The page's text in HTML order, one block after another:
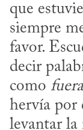
que
siempre
favor.
decir
como
hervía por
levantar la